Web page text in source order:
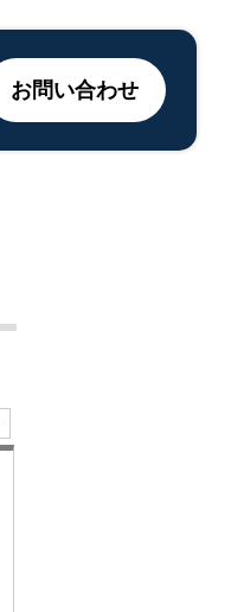
お問い合わせ